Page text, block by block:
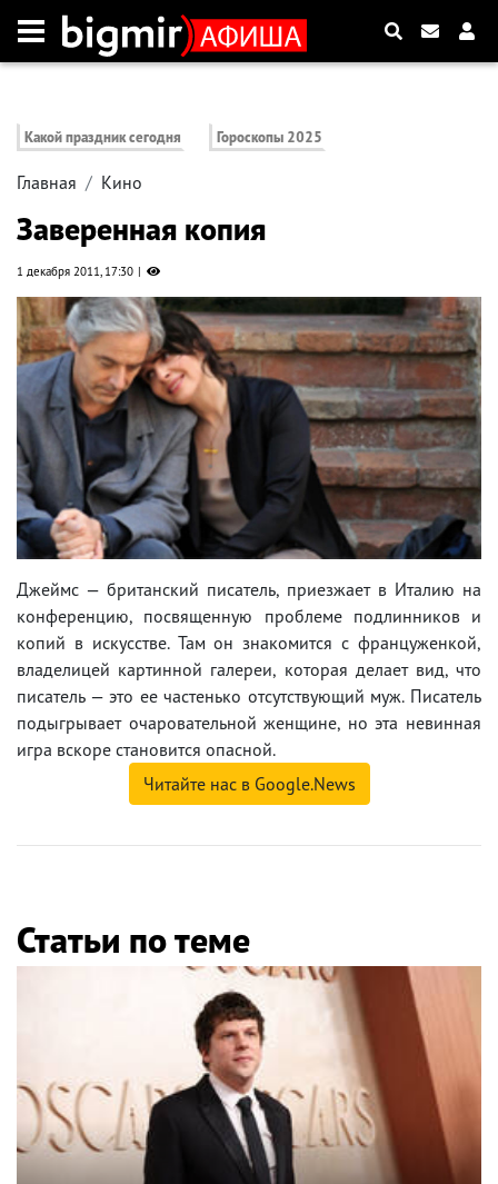
Какой праздник сегодня Гороскопы 2025
Главная Кино
Заверенная копия
1 декабря 2011, 17:30
Джеймс — британский писатель, приезжает в Италию на
конференцию, посвященную проблеме подлинников и
копий в искусстве. Там он знакомится с француженкой,
владелицей картинной галереи, которая делает вид, что
писатель — это ее частенько отсутствующий муж. Писатель
подыгрывает очаровательной женщине, но эта невинная
игра вскоре становится опасной.
Читайте нас в Google.News
Статьи по теме